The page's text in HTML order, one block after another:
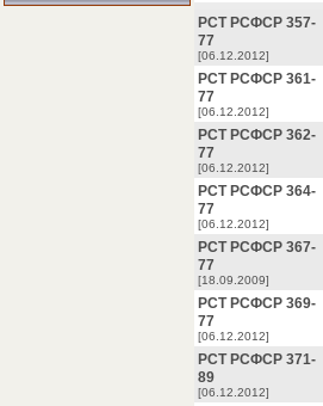
РСТ РСФСР 357-
77
[06.12.2012]
РСТ РСФСР 361-
77
[06.12.2012]
РСТ РСФСР 362-
77
[06.12.2012]
РСТ РСФСР 364-
77
[06.12.2012]
РСТ РСФСР 367-
77
[18.09.2009]
РСТ РСФСР 369-
77
[06.12.2012]
РСТ РСФСР 371-
89
[06.12.2012]